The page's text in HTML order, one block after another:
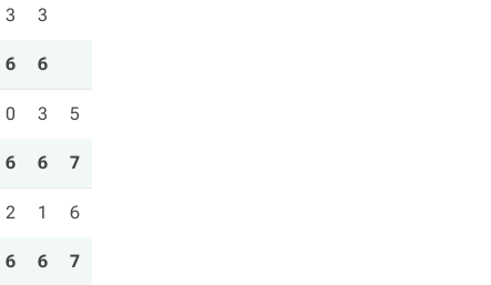
3 3
6 6
0 3 5
6 6 7
2 1 6
6 6 7